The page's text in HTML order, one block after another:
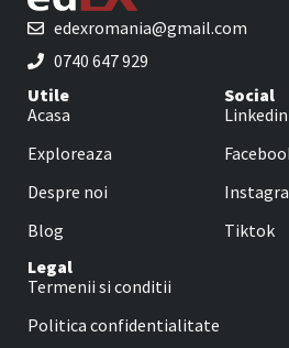
edexromania@gmail.com
0740 647 929
Utile
Acasa
Exploreaza
Despre noi
Blog
Social
Linkedin
Tiktok
Legal
Termenii si conditii
Politica confidentialitate